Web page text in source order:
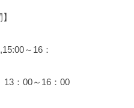
～16：
～16：00